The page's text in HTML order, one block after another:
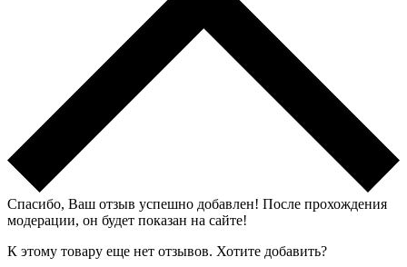
Спасибо, Ваш отзыв успешно добавлен! После прохождения
модерации, он будет показан на сайте!
К этому товару еще нет отзывов. Хотите добавить?